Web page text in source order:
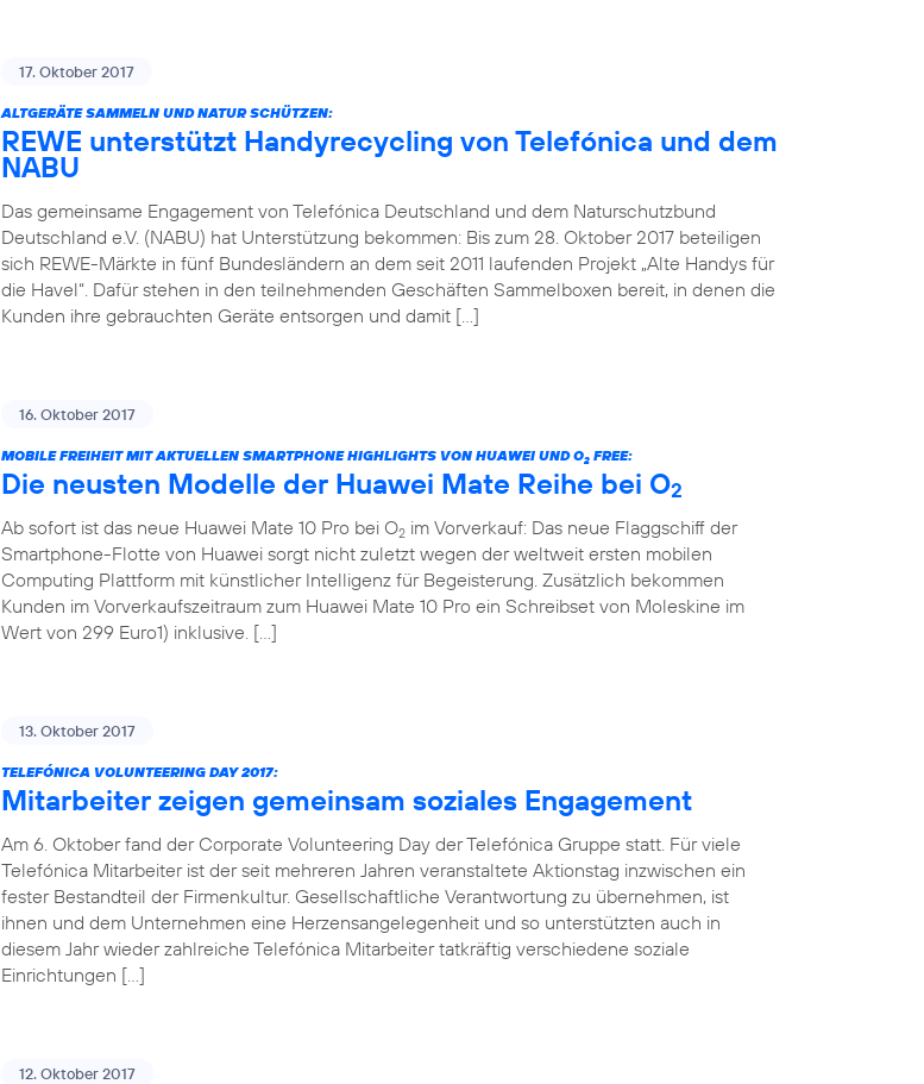
17. Oktober 2017
ALTGERÄTE SAMMELN UND NATUR SCHÜTZEN:
REWE unterstützt Handyrecycling von Telefónica und dem
NABU
Das gemeinsame Engagement von Telefónica Deutschland und dem Naturschutzbund
Deutschland e.V. (NABU) hat Unterstützung bekommen: Bis zum 28. Oktober 2017 beteiligen
sich REWE-Märkte in fünf Bundesländern an dem seit 2011 laufenden Projekt „Alte Handys für
die Havel“. Dafür stehen in den teilnehmenden Geschäften Sammelboxen bereit, in denen die
Kunden ihre gebrauchten Geräte entsorgen und damit […]
16. Oktober 2017
MOBILE FREIHEIT MIT AKTUELLEN SMARTPHONE HIGHLIGHTS VON HUAWEI UND O2 FREE:
Die neusten Modelle der Huawei Mate Reihe bei O2
Ab sofort ist das neue Huawei Mate 10 Pro bei O2 im Vorverkauf: Das neue Flaggschiff der
Smartphone-Flotte von Huawei sorgt nicht zuletzt wegen der weltweit ersten mobilen
Computing Plattform mit künstlicher Intelligenz für Begeisterung. Zusätzlich bekommen
Kunden im Vorverkaufszeitraum zum Huawei Mate 10 Pro ein Schreibset von Moleskine im
Wert von 299 Euro1) inklusive. […]
13. Oktober 2017
TELEFÓNICA VOLUNTEERING DAY 2017:
Mitarbeiter zeigen gemeinsam soziales Engagement
Am 6. Oktober fand der Corporate Volunteering Day der Telefónica Gruppe statt. Für viele
Telefónica Mitarbeiter ist der seit mehreren Jahren veranstaltete Aktionstag inzwischen ein
fester Bestandteil der Firmenkultur. Gesellschaftliche Verantwortung zu übernehmen, ist
ihnen und dem Unternehmen eine Herzensangelegenheit und so unterstützten auch in
diesem Jahr wieder zahlreiche Telefónica Mitarbeiter tatkräftig verschiedene soziale
Einrichtungen […]
12. Oktober 2017